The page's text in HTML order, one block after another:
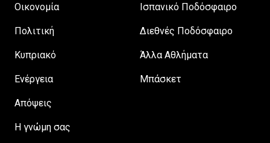
Οικονομία
Πολιτική
Κυπριακό
Ενέργεια
Απόψεις
H γνώμη σας
Ισπανικό Ποδόσφαιρο
Διεθνές Ποδόσφαιρο
Άλλα Αθλήματα
Μπάσκετ